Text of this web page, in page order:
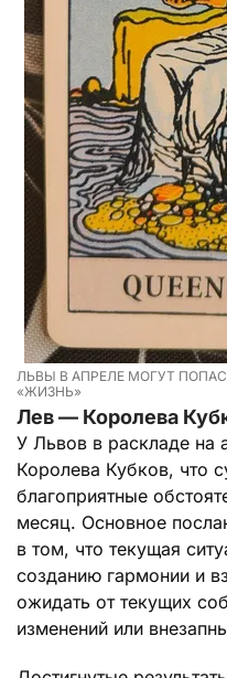
ЛЬВЫ В АПРЕЛЕ МОГУТ
«ЖИЗНЬ»
Лев — Королева
У Львов в раскладе на
Королева Кубков, что
благоприятные
месяц. Основное
в том, что текущая
созданию гармонии и
ожидать от текущих
изменений или